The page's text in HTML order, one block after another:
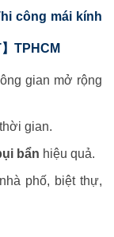
công mái kính
TPHCM
gian mở rộng
gian.
bẩn hiệu quả.
phố, biệt thự,